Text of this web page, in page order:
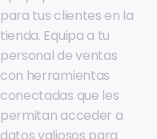
para tus clientes en la
tienda. Equipa a tu
personal de ventas
con herramientas
conectadas que les
permitan acceder a